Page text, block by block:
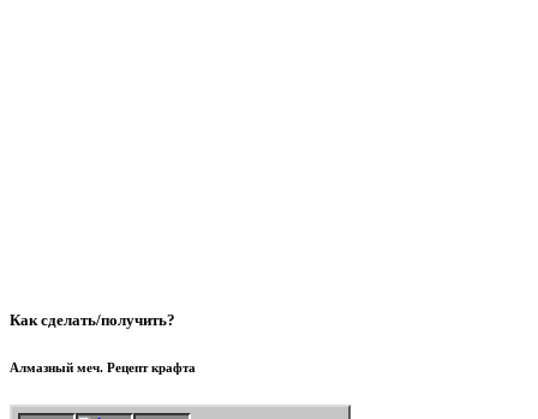
Как сделать/получить?
Алмазный меч. Рецепт крафта